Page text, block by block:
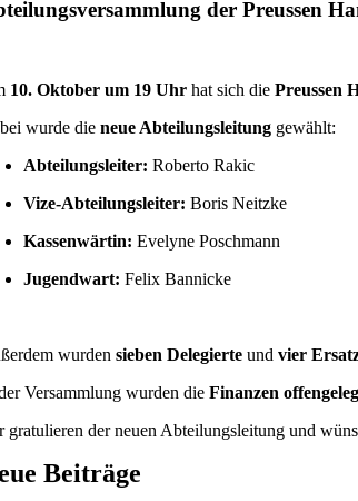
der Preussen
10. Oktober um 19 Uhr hat sich diePreussen
wurde dieneue Abteilungsleitung gewählt:
Abteilungsleiter: Roberto Rakic
Vize-Abteilungsleiter: Boris Neitzke
Kassenwärtin: Evelyne Poschmann
Jugendwart: Felix Bannicke
wurdensieben Delegierte undvier
Versammlung wurden dieFinanzen
gratulieren der neuen Abteilungsleitung und
Beiträge